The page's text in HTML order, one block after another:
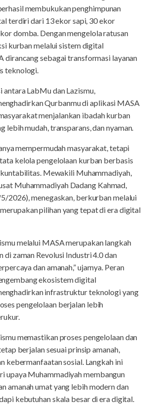
membukukan penghimpunan
terdiri dari 13 ekor sapi, 30 ekor
domba. Dengan mengelola ratusan
kurban melalui sistem digital
dirancang sebagai transformasi layanan
teknologi.
LabMu dan Lazismu,
Qurbanmu di aplikasi MASA
menjalankan ibadah kurban
lebih mudah, transparans, dan nyaman.
mempermudah masyarakat, tetapi
kelola pengelolaan kurban berbasis
Mewakili Muhammadiyah,
Muhammadiyah Dadang Kahmad,
2026), menegaskan, berkurban melalui
pilihan yang tepat di era digital
melalui MASA merupakan langkah
di zaman Revolusi Industri 4.0 dan
dan amanah,” ujarnya. Peran
ekosistem digital
infrastruktur teknologi yang
pengelolaan berjalan lebih
memastikan proses pengelolaan dan
berjalan sesuai prinsip amanah,
kebermanfaatan sosial. Langkah ini
upaya Muhammadiyah membangun
amanah umat yang lebih modern dan
kebutuhan skala besar di era digital.